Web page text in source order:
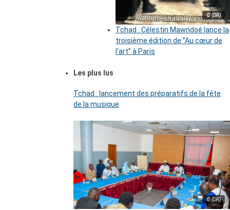
© (DR)
Tchad : Célestin Mawndoé lance la
troisième édition de ‘’Au cœur de
l’art’’ à Paris
Les plus lus
Tchad : lancement des préparatifs de la fête
de la musique
© (DR)